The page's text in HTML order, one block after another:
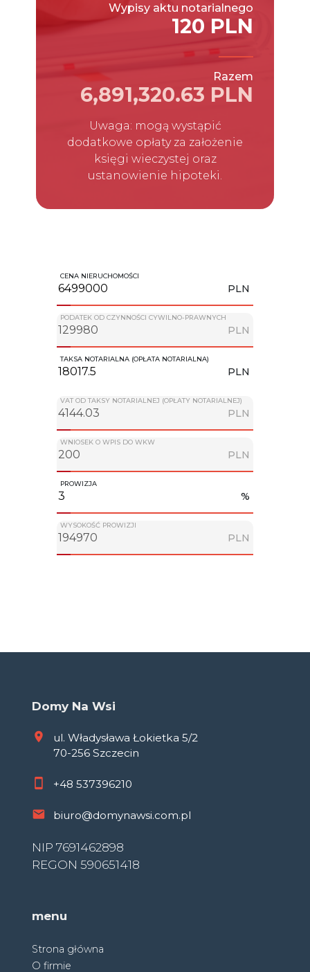
Wypisy aktu notarialnego
120 PLN
Razem
6,891,320.63 PLN
Uwaga: mogą wystąpić
dodatkowe opłaty za założenie
księgi wieczystej oraz
ustanowienie hipoteki.
CENA NIERUCHOMOŚCI
PLN
PODATEK OD CZYNNOŚCI CYWILNO-PRAWNYCH
PLN
TAKSA NOTARIALNA (OPŁATA NOTARIALNA)
PLN
VAT OD TAKSY NOTARIALNEJ (OPŁATY NOTARIALNEJ)
PLN
WNIOSEK O WPIS DO WKW
PLN
PROWIZJA
%
WYSOKOŚĆ PROWIZJI
PLN
Domy Na Wsi
ul. Władysława Łokietka 5/2
70-256 Szczecin
+48 537396210
biuro@domynawsi.com.pl
NIP 7691462898
REGON 590651418
menu
Strona główna
O firmie